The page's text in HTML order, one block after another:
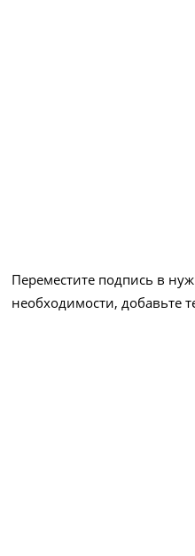
Переместите подпись в
необходимости, добавьте